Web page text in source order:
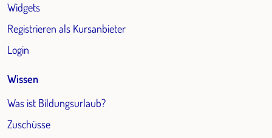
Widgets
Registrieren als Kursanbieter
Login
Wissen
Was ist Bildungsurlaub?
Zuschüsse